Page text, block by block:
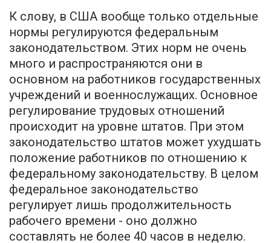
К слову, в США вообще только отдельные
нормы регулируются федеральным
законодательством. Этих норм не очень
много и распространяются они в
основном на работников государственных
учреждений и военнослужащих. Основное
регулирование трудовых отношений
происходит на уровне штатов. При этом
законодательство штатов может ухудшать
положение работников по отношению к
федеральному законодательству. В целом
федеральное законодательство
регулирует лишь продолжительность
рабочего времени - оно должно
составлять не более 40 часов в неделю.